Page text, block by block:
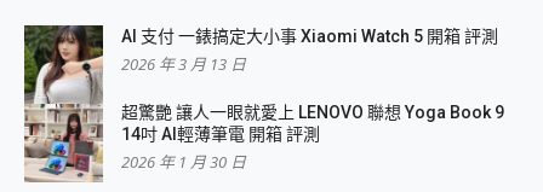
AI 支付 一錶搞定大小事 Xiaomi Watch 5 開箱 評測
2026 年 3 月 13 日
超驚艷 讓人一眼就愛上 LENOVO 聯想 Yoga Book 9
14吋 AI輕薄筆電 開箱 評測
2026 年 1 月 30 日